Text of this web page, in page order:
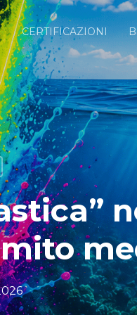
CERTIFICAZIONI